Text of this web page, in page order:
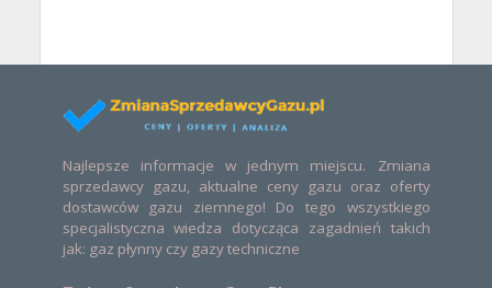
Najlepsze informacje w jednym miejscu. Zmiana
sprzedawcy gazu, aktualne ceny gazu oraz oferty
dostawców gazu ziemnego! Do tego wszystkiego
specjalistyczna wiedza dotycząca zagadnień takich
jak: gaz płynny czy gazy techniczne